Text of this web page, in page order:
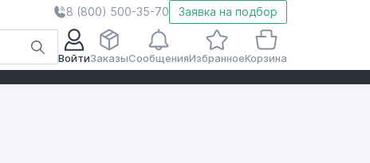
8 (800) 500-35-70 Заявка на подбор
ВойтиЗаказыСообщенияИзбранноеКорзина